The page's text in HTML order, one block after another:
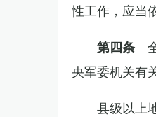
性工作，应当
第四条
央军委机关有
县级以上